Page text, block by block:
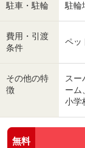
駐車・駐輪 駐輪
費用・引渡
条件
ペッ
その他の特
徴
スー
ーム
小学
無料